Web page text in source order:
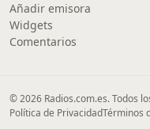
Añadir emisora
Widgets
Comentarios
© 2026 Radios.com.es. Todos
Política de PrivacidadTérminos